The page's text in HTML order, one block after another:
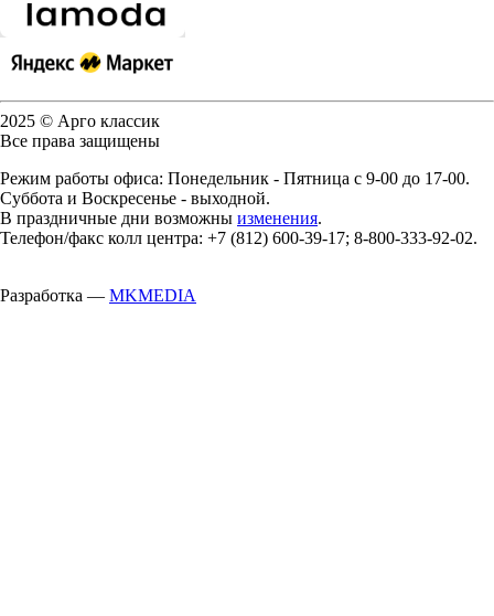
2025 © Арго классик
Все права защищены
Режим работы офиса: Понедельник - Пятница с 9-00 до 17-00.
Суббота и Воскресенье - выходной.
В праздничные дни возможны изменения.
Телефон/факс колл центра: +7 (812) 600-39-17; 8-800-333-92-02.
Разработка — MKMEDIA